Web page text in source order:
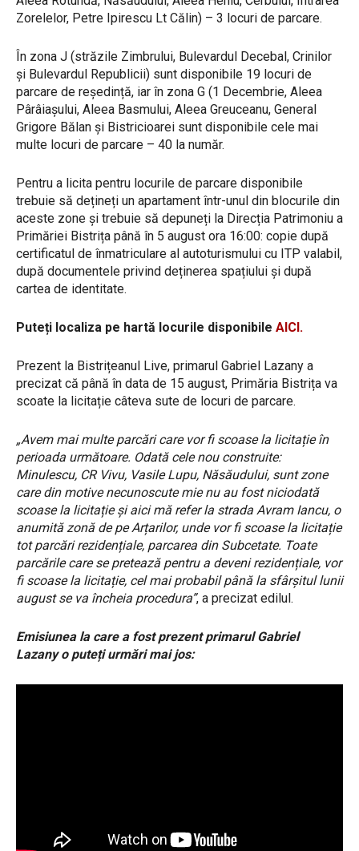
Zorelelor, Petre Ipirescu Lt Călin) – 3 locuri de parcare.
În zona J (străzile Zimbrului, Bulevardul Decebal, Crinilor
și Bulevardul Republicii) sunt disponibile 19 locuri de
parcare de reședință, iar în zona G (1 Decembrie, Aleea
Pârâiașului, Aleea Basmului, Aleea Greuceanu, General
Grigore Bălan și Bistricioarei sunt disponibile cele mai
multe locuri de parcare – 40 la număr.
Pentru a licita pentru locurile de parcare disponibile
trebuie să dețineți un apartament într-unul din blocurile din
aceste zone și trebuie să depuneți la Direcția Patrimoniu a
Primăriei Bistrița până în 5 august ora 16:00: copie după
certificatul de înmatriculare al autoturismului cu ITP valabil,
după documentele privind deținerea spațiului și după
cartea de identitate.
Puteți localiza pe hartă locurile disponibile AICI.
Prezent la Bistrițeanul Live, primarul Gabriel Lazany a
precizat că până în data de 15 august, Primăria Bistrița va
scoate la licitație câteva sute de locuri de parcare.
„Avem mai multe parcări care vor fi scoase la licitație în
perioada următoare. Odată cele nou construite:
Minulescu, CR Vivu, Vasile Lupu, Năsăudului, sunt zone
care din motive necunoscute mie nu au fost niciodată
scoase la licitație și aici mă refer la strada Avram Iancu, o
anumită zonă de pe Arțarilor, unde vor fi scoase la licitație
tot parcări rezidențiale, parcarea din Subcetate. Toate
parcările care se pretează pentru a deveni rezidențiale, vor
fi scoase la licitație, cel mai probabil până la sfârșitul lunii
august se va încheia procedura”, a precizat edilul.
Emisiunea la care a fost prezent primarul Gabriel
Lazany o puteți urmări mai jos: